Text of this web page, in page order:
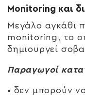
Monitoring και
Μεγάλο αγκάθι
monitoring, το
δημιουργεί
Παραγωγοί
• δεν μπορούν